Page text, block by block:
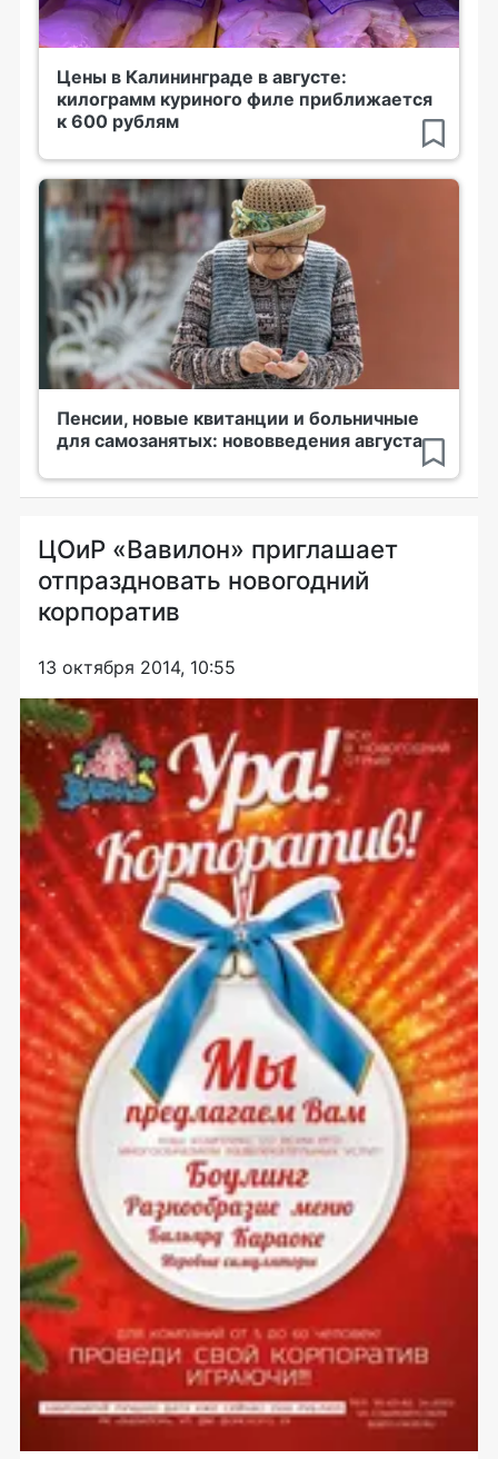
Цены в Калининграде в августе:
килограмм куриного филе приближается
к 600 рублям
Пенсии, новые квитанции и больничные
для самозанятых: нововведения августа
ЦОиР «Вавилон» приглашает
отпраздновать новогодний
корпоратив
13 октября 2014, 10:55